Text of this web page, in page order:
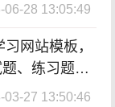
06-28 13:05:49
网站模板，
、练习题、
03-27 13:50:46